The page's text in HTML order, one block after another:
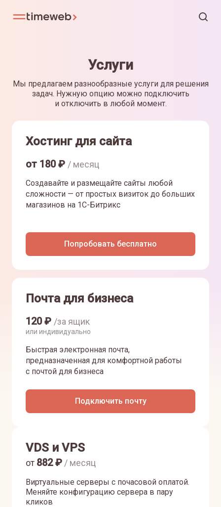
Услуги
Мы предлагаем разнообразные услуги для решения
задач. Нужную опцию можно подключить
и отключить в любой момент.
Хостинг для сайта
от 180₽ / месяц
Создавайте и размещайте сайты любой
сложности — от простых визиток до больших
магазинов на 1С-Битрикс
Попробовать бесплатно
Почта для бизнеса
120₽ /за ящик
или индивидуально
Быстрая электронная почта,
предназначенная для комфортной работы
с почтой для бизнеса
Подключить почту
VDS и VPS
Виртуальные серверы с почасовой оплатой.
Меняйте конфигурацию сервера в пару
кликов
от 882₽ / месяц